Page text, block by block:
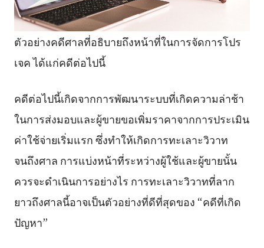
ตัวอย่างคดีศาลที่อธิบายถึงหน้าที่ในการจัดการโปร
เจค ได้แก่คดีต่อไปนี้
คดีต่อไปนี้เกิดจากการพัฒนาระบบที่เกิดความล่าช้า
ในการส่งมอบและผู้ขายขอเพิ่มราคาจากการประเมิน
ค่าใช้จ่ายเริ่มแรก ซึ่งทำให้เกิดการทะเลาะวิวาท
จนถึงศาล การแบ่งหน้าที่ระหว่างผู้ใช้และผู้ขายนั้น
ควรจะดำเนินการอย่างไร การทะเลาะวิวาทที่ลาก
ยาวถึงศาลนี้อาจเป็นตัวอย่างที่ดีที่สุดของ “คดีที่เกิด
ปัญหา”